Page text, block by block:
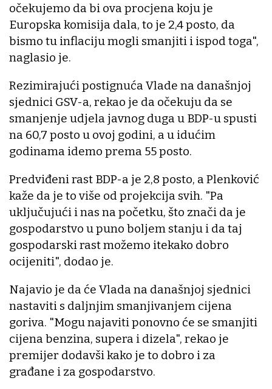
očekujemo da bi ova procjena koju je
Europska komisija dala, to je 2,4 posto, da
bismo tu inflaciju mogli smanjiti i ispod toga",
naglasio je.
Rezimirajući postignuća Vlade na današnjoj
sjednici GSV-a, rekao je da očekuju da se
smanjenje udjela javnog duga u BDP-u spusti
na 60,7 posto u ovoj godini, a u idućim
godinama idemo prema 55 posto.
Predviđeni rast BDP-a je 2,8 posto, a Plenković
kaže da je to više od projekcija svih. "Pa
uključujući i nas na početku, što znači da je
gospodarstvo u puno boljem stanju i da taj
gospodarski rast možemo itekako dobro
ocijeniti", dodao je.
Najavio je da će Vlada na današnjoj sjednici
nastaviti s daljnjim smanjivanjem cijena
goriva. "Mogu najaviti ponovno će se smanjiti
cijena benzina, supera i dizela", rekao je
premijer dodavši kako je to dobro i za
građane i za gospodarstvo.